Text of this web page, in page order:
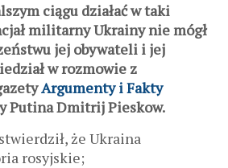
ciągu działać w taki
militarny Ukrainy nie mógł
jej obywateli i jej
w rozmowie z
Argumenty i Fakty
Putina Dmitrij Pieskow.
że Ukraina
rosyjskie;